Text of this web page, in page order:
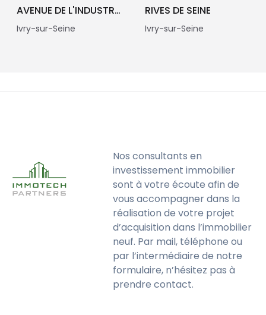
AVENUE DE L'INDUSTRIE
Ivry-sur-Seine
RIVES DE SEINE
Ivry-sur-Seine
Nos consultants en
investissement immobilier
sont à votre écoute afin de
vous accompagner dans la
réalisation de votre projet
d’acquisition dans l’immobilier
neuf. Par mail, téléphone ou
par l’intermédiaire de notre
formulaire, n’hésitez pas à
prendre contact.